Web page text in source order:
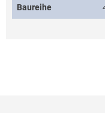
Baureihe